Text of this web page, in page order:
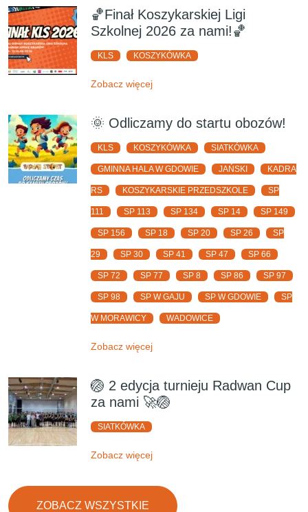
🏀Finał Koszykarskiej Ligi
Szkolnej 2026 za nami!🏀
KLS KOSZYKÓWKA
Zobacz więcej
🌞 Odliczamy do startu obozów!
KLS KOSZYKÓWKA SIATKÓWKA
GMINNA HALA W GDOWIE JAŃSKI KADRA
RS KOSZYKARSKIE PRZEDSZKOLE SP
111 SP 113 SP 134 SP 14 SP 149
SP 156 SP 18 SP 20 SP 26 SP
29 SP 30 SP 41 SP 47 SP 66
SP 72 SP 77 SP 8 SP 86 SP 97
SP 98 SP W GAJU SP W GDOWIE SP
W MORAWICY WADOWICE
Zobacz więcej
🏐 2 edycja turnieju Radwan Cup
za nami 🚀🏐
SIATKÓWKA
Zobacz więcej
ZOBACZ WSZYSTKIE